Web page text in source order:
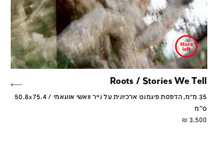
Roots / Stories We Tell
35 מ״מ, הדפסת פיגמנט ארכיונית על נייר וואשי אווגאמי / 50.8x75.4
ס''מ
3,500
₪